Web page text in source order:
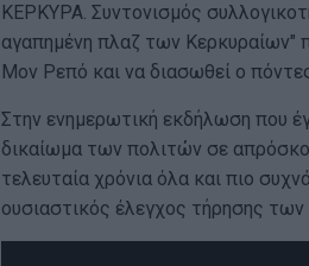
ΚΕΡΚΥΡΑ. Συντονισμός
αγαπημένη πλαζ των Κερκυραίων"
Μον Ρεπό και να διασωθεί ο
Στην ενημερωτική εκδήλωση που
δικαίωμα των πολιτών σε
τελευταία χρόνια όλα και πιο
ουσιαστικός έλεγχος τήρησης